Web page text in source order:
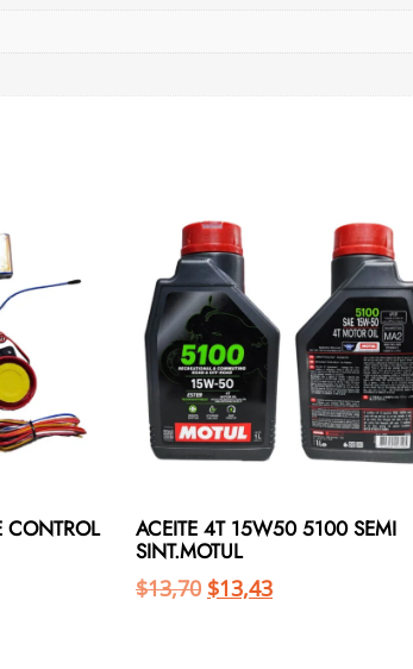
CONTROL ACEITE 4T 15W50 5100 SEMI
SINT.MOTUL
$13,70 $13,43